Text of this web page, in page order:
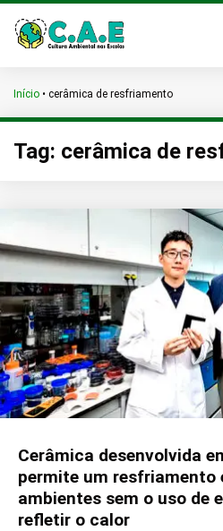
Início • cerâmica de resfriamento
Tag: cerâmica de
Cerâmica desenvolvida
permite um resfriamento
ambientes sem o uso de
refletir o calor